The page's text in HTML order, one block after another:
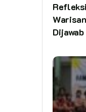
Dijawab